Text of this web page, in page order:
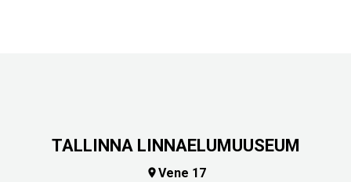
TALLINNA LINNAELUMUUSEUM
Vene 17